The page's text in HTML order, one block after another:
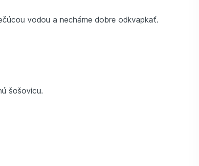
vodou a necháme dobre odkvapkať.
šošovicu.